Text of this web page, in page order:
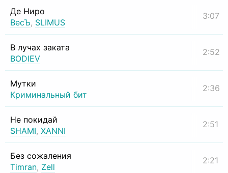
Де Ниро
ВесЪ, SLIMUS
3:07
В лучах заката
BODIEV
2:52
Мутки
Криминальный бит
2:36
Не покидай
SHAMI, XANNI
2:51
Без сожаления
Timran, Zell
2:21